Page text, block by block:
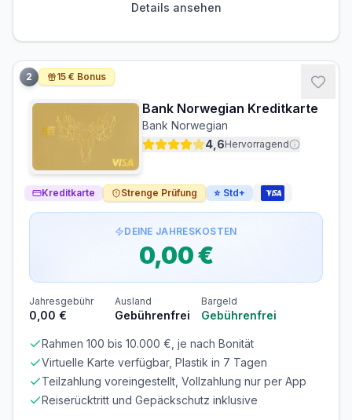
Kostenlos
Zinsen & Kredit
SOLLZINS
22,60% p.a.
ZINSFREIE ZEIT
51 Tage
MINDESTTILGUNG
3%
Bargeldabhebungen: Zinsen ab Tag 1
Bargeldabhebungen fallen sofort
22,60% p.a. Zinsen an.
Voraussetzungen
MINDESTEINKOMMEN
ab 0,00 €/Monat
SCHUFA-ABFRAGE
Erforderlich
GIROKONTO
Nicht erforderlich
Abrechnung & Zahlung
Manuelle Überweisung
Sie müssen den Rechnungsbetrag selbst überweisen.
Beachten Sie die Zahlungsfrist!
Details ansehen
Bank Norwegian Kreditkarte
Bank Norwegian
4,6Hervorragend
Kreditkarte Strenge Prüfung ⭐ Std+
2 15 € Bonus
DEINE JAHRESKOSTEN
0,00 €
Jahresgebühr
0,00 €
Ausland
Gebührenfrei
Bargeld
Gebührenfrei
Rahmen 100 bis 10.000 €, je nach Bonität
Virtuelle Karte verfügbar, Plastik in 7 Tagen
Teilzahlung voreingestellt, Vollzahlung nur per App
Reiserücktritt und Gepäckschutz inklusive